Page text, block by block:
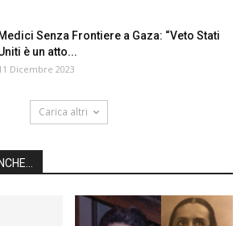
Medici Senza Frontiere a Gaza: “Veto Stati
è un atto...
Dicembre 2023
Carica altri